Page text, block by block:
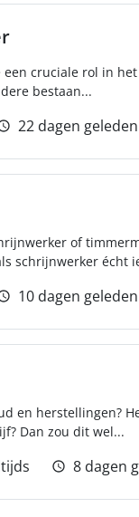
cruciale rol in
bestaan...
22 dagen geleden
of
schrijnwerker écht
10 dagen geleden
en herstellingen?
Dan zou dit wel...
8 dagen